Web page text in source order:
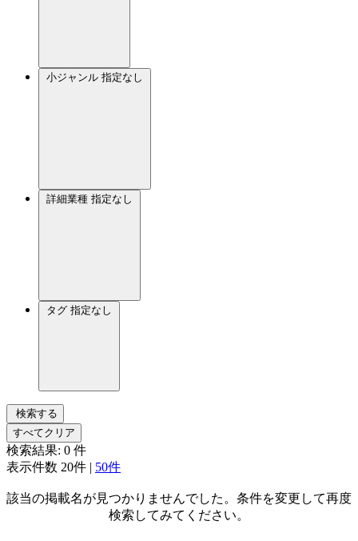
小ジャンル 指定なし
詳細業種 指定なし
タグ 指定なし
検索する
すべてクリア
検索結果: 0 件
表示件数 20件 | 50件
該当の掲載名が見つかりませんでした。条件を変更して再度
検索してみてください。